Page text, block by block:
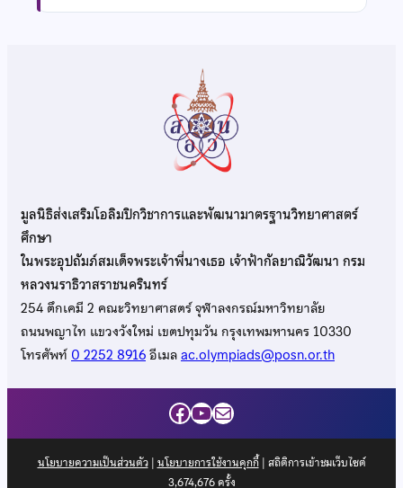
มูลนิธิส่งเสริมโอลิมปิกวิชาการและพัฒนามาตรฐานวิทยาศาสตร์
ศึกษา
ในพระอุปถัมภ์สมเด็จพระเจ้าพี่นางเธอ เจ้าฟ้ากัลยาณิวัฒนา กรม
หลวงนราธิวาสราชนครินทร์
254 ตึกเคมี 2 คณะวิทยาศาสตร์ จุฬาลงกรณ์มหาวิทยาลัย
ถนนพญาไท แขวงวังใหม่ เขตปทุมวัน กรุงเทพมหานคร 10330
โทรศัพท์0 2252 8916อีเมลac.olympiads@posn.or.th
Facebook
YouTube
Mail
นโยบายความเป็นส่วนตัว| นโยบายการใช้งานคุกกี้| สถิติการเข้าชมเว็บไซต์
3,674,676ครั้ง